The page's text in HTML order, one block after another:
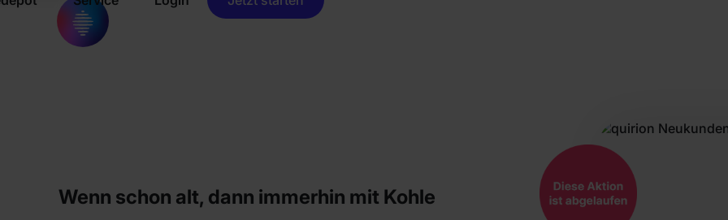
Wenn schon alt, dann immerhin mit Kohle